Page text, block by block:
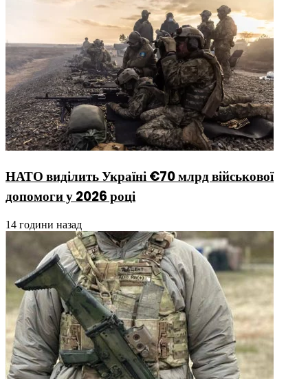
НАТО виділить Україні €70 млрд військової
допомоги у 2026 році
14 години назад